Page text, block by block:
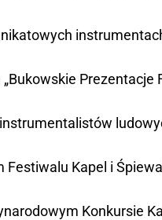
Prezentacje
Festiwalu Kapel i
Konkursie